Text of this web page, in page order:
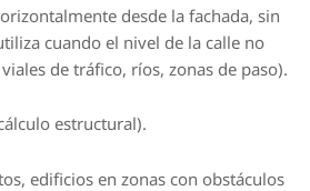
desde la fachada, sin
cuando el nivel de la calle no
de tráfico, ríos, zonas de paso).
estructural).
edificios en zonas con obstáculos